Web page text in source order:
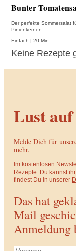
Bunter
Der perfekte Sommersalat
Pinienkernen.
Einfach | 20 Min.
Keine Rezepte
Lust
Melde Dich für
mehr.
Im kostenlosen
Rezepte. Du kannst
findest Du in unserer
Das hat
Mail
Anmeldung